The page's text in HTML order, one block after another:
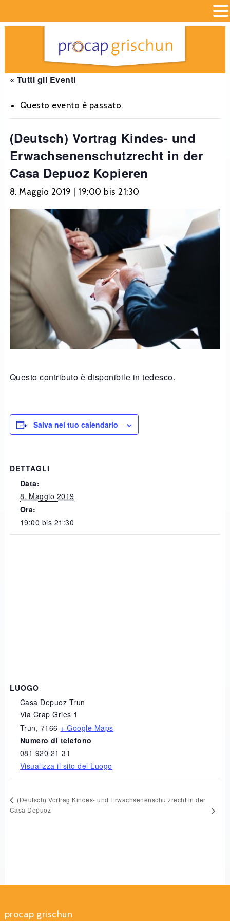
« Tutti gli Eventi
Questo evento è passato.
(Deutsch) Vortrag Kindes- und
Erwachsenenschutzrecht in der
Casa Depuoz Kopieren
8. Maggio 2019 | 19:00 bis 21:30
Questo contributo è disponibile in tedesco.
Salva nel tuo calendario
DETTAGLI
Data:
8. Maggio 2019
Ora:
19:00 bis 21:30
LUOGO
Casa Depuoz Trun
Via Crap Gries 1
Trun, 7166 + Google Maps
Numero di telefono
081 920 21 31
Visualizza il sito del Luogo
(Deutsch) Vortrag Kindes- und Erwachsenenschutzrecht in der
Casa Depuoz
procap grischun